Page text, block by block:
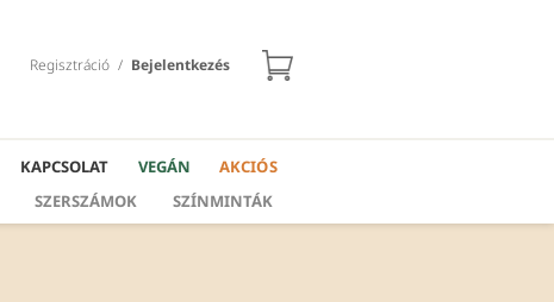
Bejelentkezés
/
Regisztráció
KAPCSOLAT VEGÁN
AKCIÓS
SZERSZÁMOK SZÍNMINTÁK